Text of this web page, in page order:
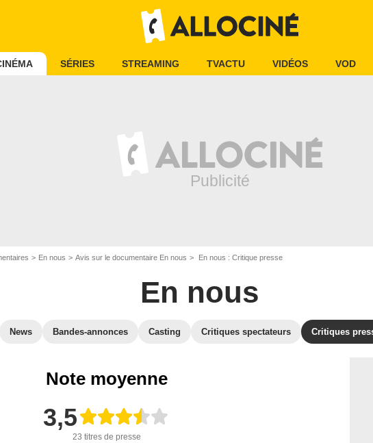
SÉRIES STREAMING TVACTU VIDÉOS VOD
En nous Avis sur le documentaire En nous En nous : Critique presse
En nous
News Bandes-annonces Casting Critiques spectateurs Critiques
Note moyenne
3,5
23 titres de presse